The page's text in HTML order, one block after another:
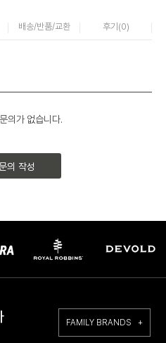
배송/반품/교환 후기(0)
의가 없습니다.
의 작성
FAMILY BRANDS +